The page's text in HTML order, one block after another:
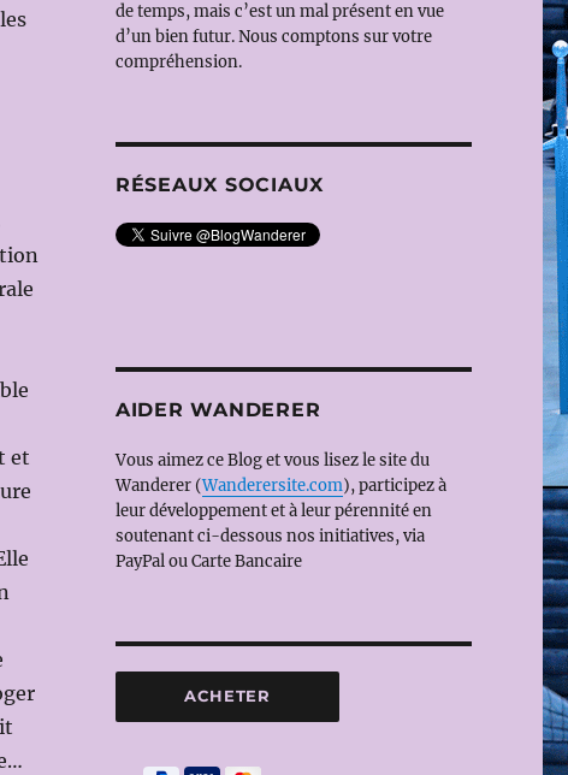
et
de temps, mais c’est un mal présent en vue
d’un bien futur. Nous comptons sur votre
compréhension.
RÉSEAUX SOCIAUX
AIDER WANDERER
Vous aimez ce Blog et vous lisez le site du
Wanderer (Wanderersite.com), participez à
leur développement et à leur pérennité en
soutenant ci-dessous nos initiatives, via
PayPal ou Carte Bancaire